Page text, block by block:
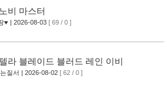
비 마스터
♥ | 2026-08-03 [ 69 / 0 ]
라 블레이드 블러드 레인 이비
질서 | 2026-08-02 [ 62 / 0 ]